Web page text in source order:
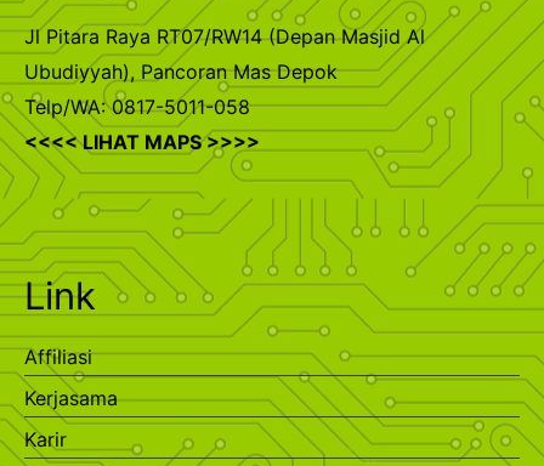
Jl Pitara Raya RT07/RW14 (Depan Masjid Al
Ubudiyyah), Pancoran Mas Depok
Telp/WA: 0817-5011-058
<<<< LIHAT MAPS >>>>
Link
Affiliasi
Kerjasama
Karir